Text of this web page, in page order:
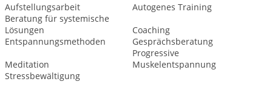
Aufstellungsarbeit
Autogenes Training
Beratung für systemische
Lösungen
Coaching
Entspannungsmethoden
Gesprächsberatung
Meditation
Progressive
Muskelentspannung
Stressbewältigung